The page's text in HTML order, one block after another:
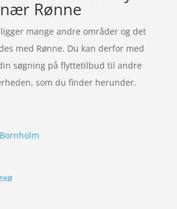
nær Rønne
mange andre områder og det
med Rønne. Du kan derfor med
søgning på flyttetilbud til andre
som du finder herunder.